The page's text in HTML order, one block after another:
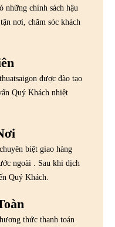
những chính sách hậu
nơi, chăm sóc khách
được đào tạo
Quý Khách nhiệt
biệt giao hàng
ngoài . Sau khi dịch
Quý Khách.
thức thanh toán